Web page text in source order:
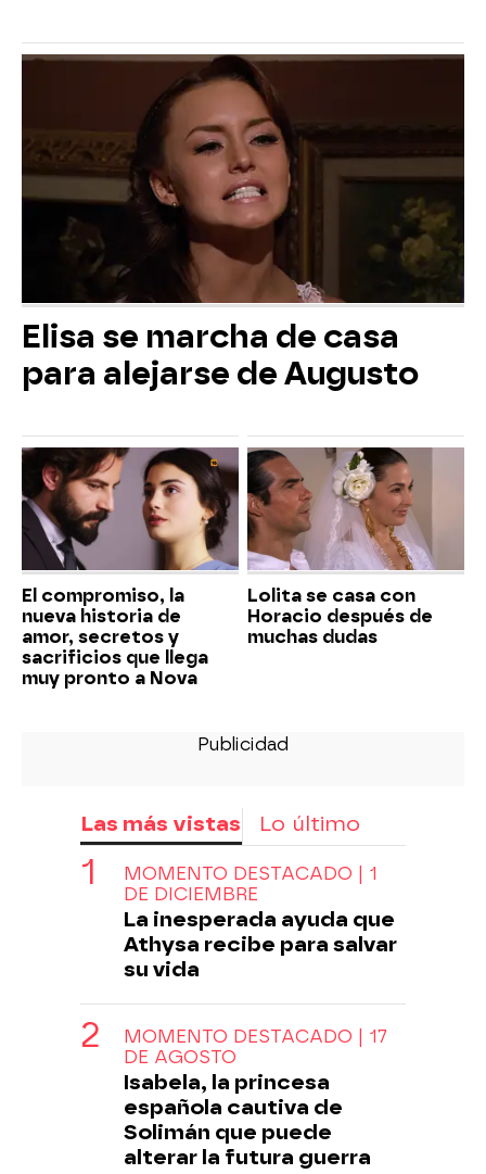
Elisa se marcha de casa
para alejarse de Augusto
El compromiso, la
nueva historia de
amor, secretos y
sacrificios que llega
muy pronto a Nova
Lolita se casa con
Horacio después de
muchas dudas
Las más vistas Lo último
MOMENTO DESTACADO | 1
DE DICIEMBRE
La inesperada ayuda que
Athysa recibe para salvar
su vida
MOMENTO DESTACADO | 17
DE AGOSTO
Isabela, la princesa
española cautiva de
Solimán que puede
alterar la futura guerra